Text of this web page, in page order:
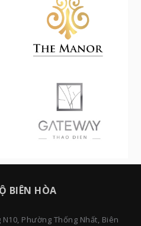
BIÊN HÒA
N10, Phường Thống Nhất, Biên